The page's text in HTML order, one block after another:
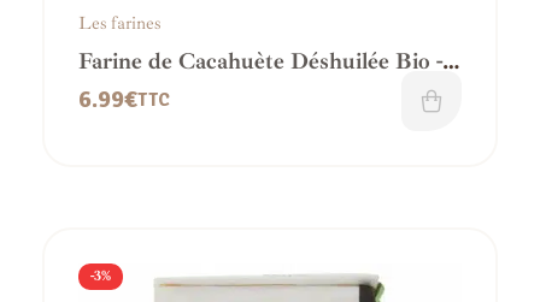
Les farines
Farine de Cacahuète Déshuilée Bio -
IG bas
6.99€TTC
-3%